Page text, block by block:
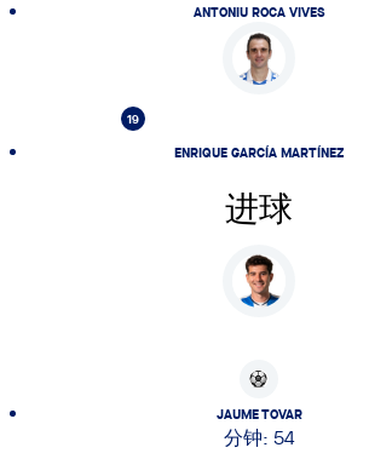
ANTONIU ROCA VIVES
19
ENRIQUE GARCÍA MARTÍNEZ
进球
JAUME TOVAR
分钟: 54